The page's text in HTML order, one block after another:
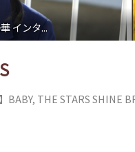
インタ...
BABY, THE STARS